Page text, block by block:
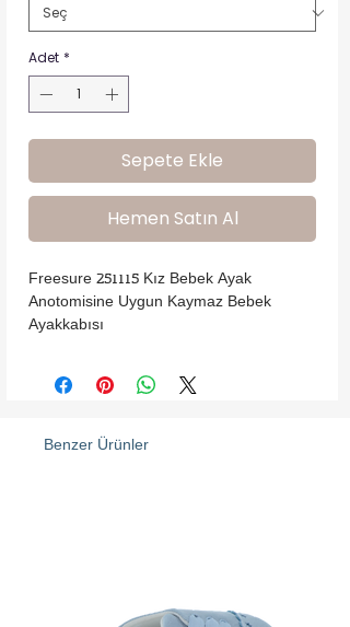
Adet *
Sepete Ekle
Hemen Satın Al
Freesure 251115 Kız Bebek Ayak
Anotomisine Uygun Kaymaz Bebek
Ayakkabısı
Benzer Ürünler